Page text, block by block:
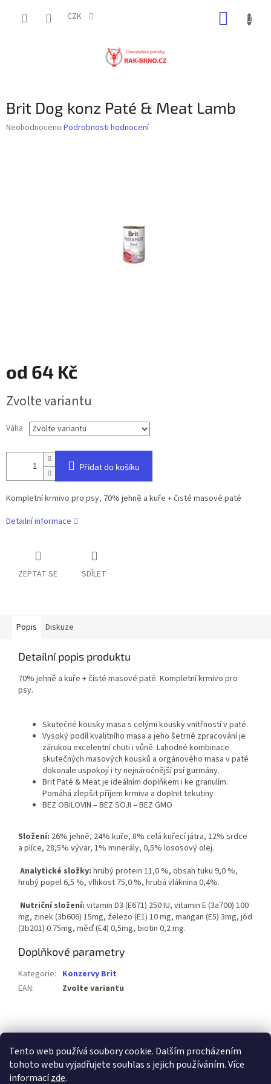
Tento web používá soubory cookie. Dalším procházením
tohoto webu vyjadřujete souhlas s jejich používáním. Více
informacízde.
CZK
Brit Dog konz Paté & Meat Lamb
Průměrné
Neohodnoceno Podrobnosti hodnocení
od 64 Kč
cena:
Zvolte variantu
Váha
Přidat do košíku
Kompletní krmivo pro psy, 70% jehně a kuře + čisté masové paté
Detailní informace
ZEPTAT SE SDÍLET
Popis Diskuze
Detailní popis produktu
70% jehně a kuře + čisté masové paté. Kompletní krmivo pro
psy.
Skutečné kousky masa s celými kousky vnitřností v paté.
Vysoký podíl kvalitního masa a jeho šetrné zpracování je
zárukou excelentní chuti i vůně. Lahodné kombinace
skutečných masových kousků a orgánového masa v paté
dokonale uspokojí i ty nejnáročnější psí gurmány.
Brit Paté & Meat je ideálním doplňkem i ke granulím.
Pomáhá zlepšit příjem krmiva a doplnit tekutiny
BEZ OBILOVIN – BEZ SOJI – BEZ GMO
Složení: 26% jehně, 24% kuře, 8% celá kuřecí játra, 12% srdce
a plíce, 28,5% vývar, 1% minerály, 0,5% lososový olej.
Analytické složky: hrubý protein 11,0 %, obsah tuku 9,0 %,
hrubý popel 6,5 %, vlhkost 75,0 %, hrubá vláknina 0,4%.
Nutriční složení: vitamin D3 (E671) 250 IU, vitamin E (3a700) 100
mg, zinek (3b606) 15mg, železo (E1) 10 mg, mangan (E5) 3mg, jód
(3b201) 0.75mg, měď (E4) 0,5mg, biotin 0,2 mg.
Doplňkové parametry
Kategorie: Konzervy Brit
EAN: Zvolte variantu
á